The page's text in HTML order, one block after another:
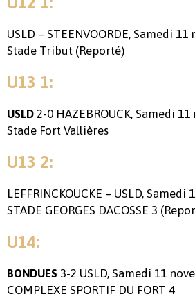
USLD – STEENVOORDE, Samedi
Stade Tribut (Reporté)
U13 1:
USLD 2-0 HAZEBROUCK, Samedi
Stade Fort Vallières
U13 2:
LEFFRINCKOUCKE – USLD,
STADE GEORGES DACOSSE 3
U14:
BONDUES 3-2 USLD, Samedi 11
COMPLEXE SPORTIF DU FORT 4